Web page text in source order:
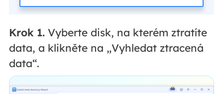
Krok 1.Vyberte disk, na kterém ztratíte
data, a klikněte na „Vyhledat ztracená
data“.